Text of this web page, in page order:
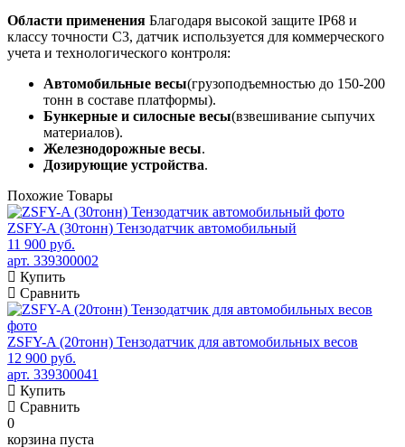
Области применения Благодаря высокой защите IP68 и
классу точности C3, датчик используется для коммерческого
учета и технологического контроля:
Автомобильные весы(грузоподъемностью до 150-200
тонн в составе платформы).
Бункерные и силосные весы(взвешивание сыпучих
материалов).
Железнодорожные весы.
Дозирующие устройства.
Похожие Товары
ZSFY-A (30тонн) Тензодатчик автомобильный
11 900 руб.
арт. 339300002
Купить
Сравнить
ZSFY-A (20тонн) Тензодатчик для автомобильных весов
12 900 руб.
арт. 339300041
Купить
Сравнить
0
корзина пуста